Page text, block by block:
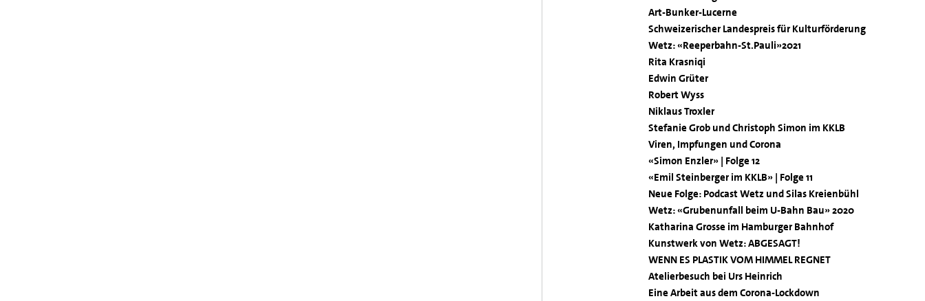
Art-Bunker-Lucerne
Schweizerischer Landespreis für Kulturförderung
Wetz: «Reeperbahn-St.Pauli»2021
Rita Krasniqi
Edwin Grüter
Robert Wyss
Niklaus Troxler
Stefanie Grob und Christoph Simon im KKLB
Viren, Impfungen und Corona
«Simon Enzler» | Folge 12
«Emil Steinberger im KKLB» | Folge 11
Neue Folge: Podcast Wetz und Silas Kreienbühl
Wetz: «Grubenunfall beim U-Bahn Bau» 2020
Katharina Grosse im Hamburger Bahnhof
Kunstwerk von Wetz: ABGESAGT!
WENN ES PLASTIK VOM HIMMEL REGNET
Atelierbesuch bei Urs Heinrich
Eine Arbeit aus dem Corona-Lockdown